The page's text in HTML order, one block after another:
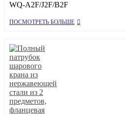
WQ-A2F/J2F/B2F
ПОСМОТРЕТЬ БОЛЬШЕ